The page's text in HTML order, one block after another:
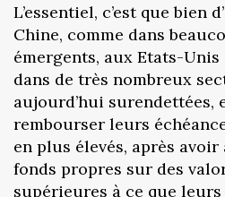
L’essentiel, c’est que bien
Chine, comme dans
émergents, aux Etats-
dans de très nombreux
aujourd’hui
rembourser leurs
en plus élevés, après
fonds propres sur des
supérieures à ce que